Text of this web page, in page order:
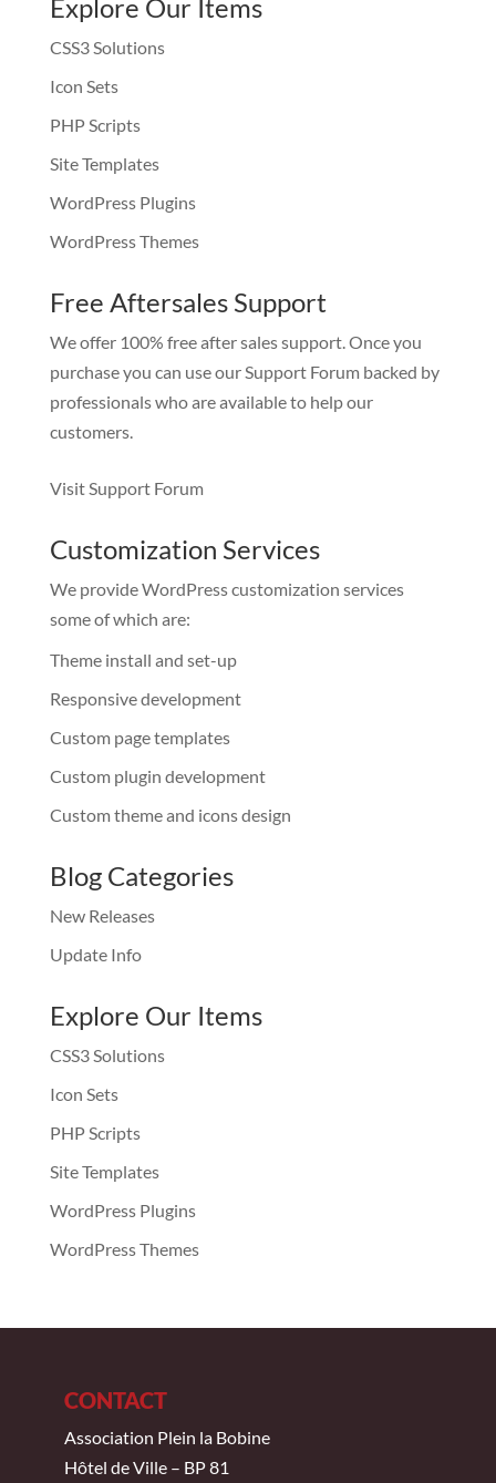
Explore Our Items
CSS3 Solutions
Icon Sets
PHP Scripts
Site Templates
WordPress Plugins
WordPress Themes
Free Aftersales Support
We offer 100% free after sales support. Once you
purchase you can use ourSupport Forumbacked by
professionals who are available to help our
customers.
Visit Support Forum
Customization Services
We provide WordPress customization services
some of which are:
Theme install and set-up
Responsive development
Custom page templates
Custom plugin development
Custom theme and icons design
Blog Categories
New Releases
Update Info
Explore Our Items
CSS3 Solutions
Icon Sets
PHP Scripts
Site Templates
WordPress Plugins
WordPress Themes
CONTACT
Association Plein la Bobine
Hôtel de Ville – BP 81